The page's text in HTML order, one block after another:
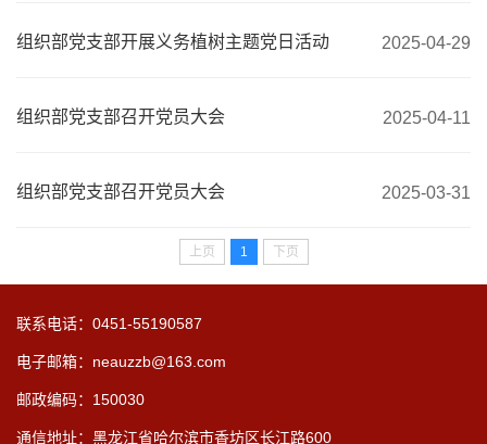
组织部党支部开展义务植树主题党日活动 2025-04-29
组织部党支部召开党员大会 2025-04-11
组织部党支部召开党员大会 2025-03-31
上页 1 下页
联系电话：0451-55190587
电子邮箱：neauzzb@163.com
邮政编码：150030
通信地址：黑龙江省哈尔滨市香坊区长江路600